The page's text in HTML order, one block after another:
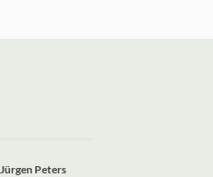
Jürgen Peters